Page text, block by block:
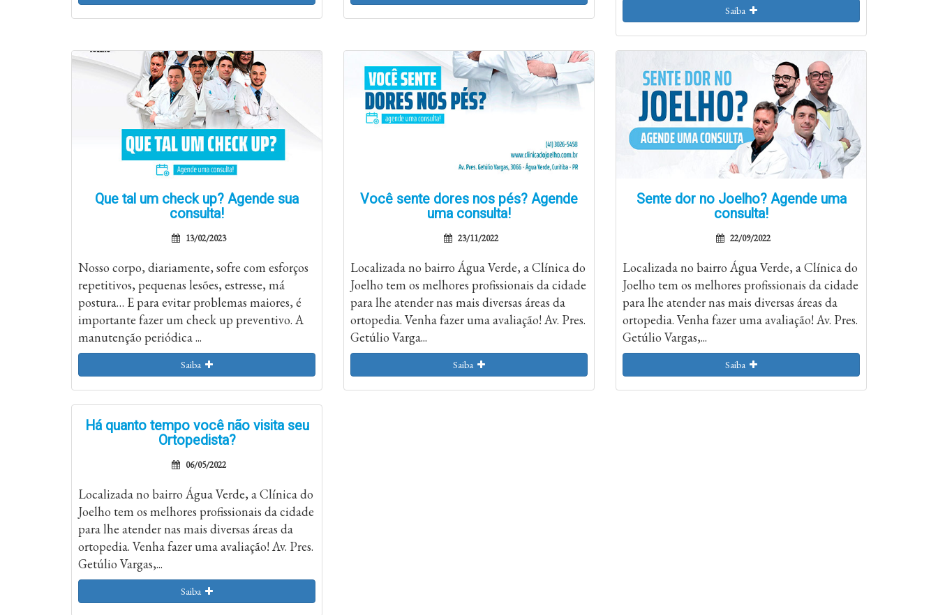
Saiba
Que tal um check up? Agende sua
consulta!
13/02/2023
Nosso corpo, diariamente, sofre com esforços
repetitivos, pequenas lesões, estresse, má
postura… E para evitar problemas maiores, é
importante fazer um check up preventivo. A
manutenção periódica ...
Saiba
Você sente dores nos pés? Agende
uma consulta!
23/11/2022
Localizada no bairro Água Verde, a Clínica do
Joelho tem os melhores profissionais da cidade
para lhe atender nas mais diversas áreas da
ortopedia. Venha fazer uma avaliação! Av. Pres.
Getúlio Varga...
Saiba
Sente dor no Joelho? Agende uma
consulta!
22/09/2022
Localizada no bairro Água Verde, a Clínica do
Joelho tem os melhores profissionais da cidade
para lhe atender nas mais diversas áreas da
ortopedia. Venha fazer uma avaliação! Av. Pres.
Getúlio Vargas,...
Saiba
Há quanto tempo você não visita seu
Ortopedista?
06/05/2022
Localizada no bairro Água Verde, a Clínica do
Joelho tem os melhores profissionais da cidade
para lhe atender nas mais diversas áreas da
ortopedia. Venha fazer uma avaliação! Av. Pres.
Getúlio Vargas,...
Saiba